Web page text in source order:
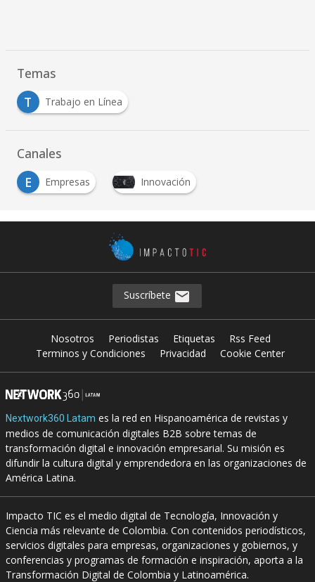
Temas
T
Trabajo en Línea
Canales
E
Empresas Innovación
Suscríbete
Nosotros Periodistas Etiquetas
Rss Feed
Terminos y Condiciones
Privacidad Cookie Center
Nextwork360 Latam es la red en Hispanoamérica de revistas y
medios de comunicación digitales B2B sobre temas de
transformación digital e innovación empresarial. Su misión es
difundir la cultura digital y emprendedora en las organizaciones de
América Latina.
Impacto TIC es el medio digital de Tecnología, Innovación y
Ciencia más relevante de Colombia. Con contenidos periodísticos,
servicios digitales para empresas, organizaciones y gobiernos, y
conferencias y programas de formación e inspiración, aporta a la
Transformación Digital de Colombia y Latinoamérica.